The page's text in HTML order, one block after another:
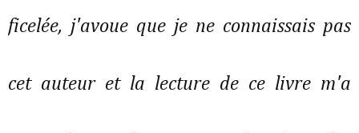
ficelée, j'avoue que je ne connaissais pas
cet auteur et la lecture de ce livre m'a